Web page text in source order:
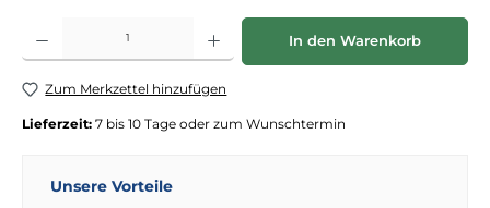
Produkt Anzahl: Gib den gewünschten Wert ein oder benutze die
In den Warenkorb
Zum Merkzettel hinzufügen
Lieferzeit: 7 bis 10 Tage oder zum Wunschtermin
Unsere Vorteile